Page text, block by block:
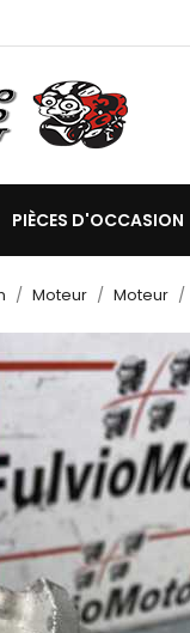
PIÈCES D'OCCASION
Moteur Moteur